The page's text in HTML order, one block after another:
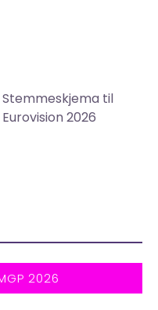
Stemmeskjema til
Eurovision 2026
2026